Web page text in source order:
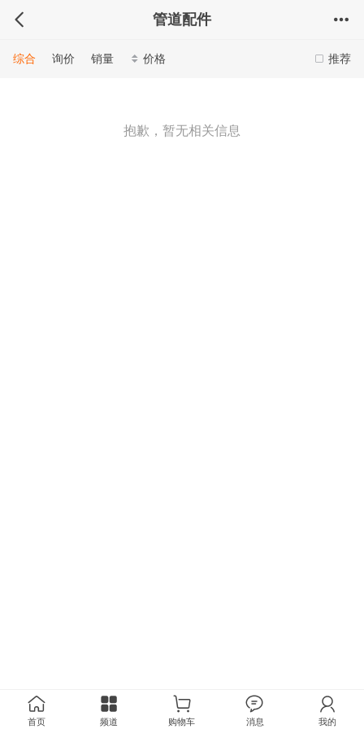
管道配件
推荐
综合 询价 销量 价格
抱歉，暂无相关信息
首页 频道 购物车 消息 我的